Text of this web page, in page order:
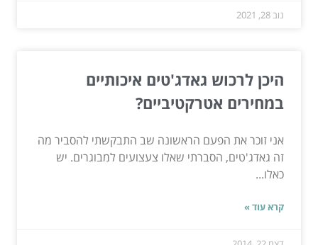
נוב 28, 2021
היכן לרכוש גאדג'טים איכותיים
במחירים אטרקטיביים?
אני זוכר את הפעם הראשונה שב התבקשתי להסביר מה
זה גאדג'טים, הסברתי שאלו צעצועים למבוגרים. יש
כאלו...
קרא עוד »